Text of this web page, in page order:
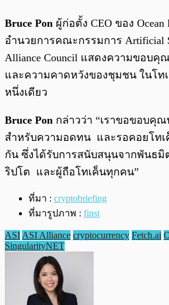
Bruce Pon ผู้ก่อตั้ง CEO ของ Ocean
อำนวยการคณะกรรมการ Artificial
Alliance Council แสดงความขอบ
และความคาดหวังของชุมชน ในโท
หนึ่งเดียว
Bruce Pon กล่าวว่า “เราขอขอบคุ
สำหรับความอดทน และรอคอยโทเ
กัน ซึ่งได้รับการสนับสนุนจากพันธมิ
ริปโต และผู้ถือโทเค็นทุกคน”
ที่มา : cryptobriefing
ที่มารูปภาพ : finst
ASIASI Alliance cryptocurrency Fetch.ai
SingularityNET